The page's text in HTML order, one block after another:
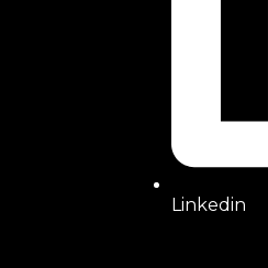
Linkedin